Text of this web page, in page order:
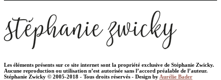
Les éléments présents sur ce site internet sont la propriété exclusive de Stéphanie Zwicky.
Aucune reproduction ou utilisation n’est autorisée sans l’accord préalable de l’auteur.
Stéphanie Zwicky © 2005-2018 - Tous droits réservés - Design by Aurélie Bader